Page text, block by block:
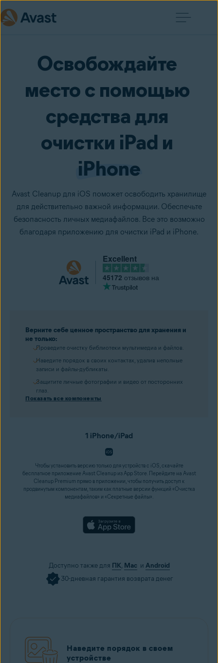
Освобождайте
место с помощью
средства для
очистки iPad и
iPhone
Avast Cleanup для iOS поможет освободить хранилище
для действительно важной информации. Обеспечьте
безопасность личных медиафайлов. Все это возможно
благодаря приложению для очистки iPad и iPhone.
Excellent
45172 отзывов на
Верните себе ценное пространство для хранения и
не только:
Проведите очистку библиотеки мультимедиа и файлов.
Наведите порядок в своих контактах, удалив неполные
записи и файлы-дубликаты.
Защитите личные фотографии и видео от посторонних
глаз.
Показать все компоненты
1 iPhone/iPad
Чтобы установить версию только для устройств с iOS, скачайте
бесплатное приложение Avast Cleanup из App Store. Перейдите на Avast
Cleanup Premium прямо в приложении, чтобы получить доступ к
продвинутым компонентам, таким как платные версии функций «Очистка
медиафайлов» и «Секретные файлы».
Доступно также для ПК, Mac и Android
30-дневная гарантия возврата денег
Наведите порядок в своем
устройстве